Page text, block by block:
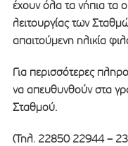
έχουν όλα τα νήπια τα
λειτουργίας των
απαιτούμενη ηλικία
Για περισσότερες
να απευθυνθούν στα
Σταθμού.
(Τηλ. 22850 22944 –